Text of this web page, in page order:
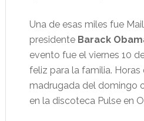
Una de esas miles fue
presidente Barack
evento fue el viernes 10
feliz para la familia.
madrugada del domingo
en la discoteca Pulse en